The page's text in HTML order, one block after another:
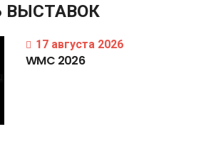
ВЫСТАВОК
17 августа 2026
WMC 2026